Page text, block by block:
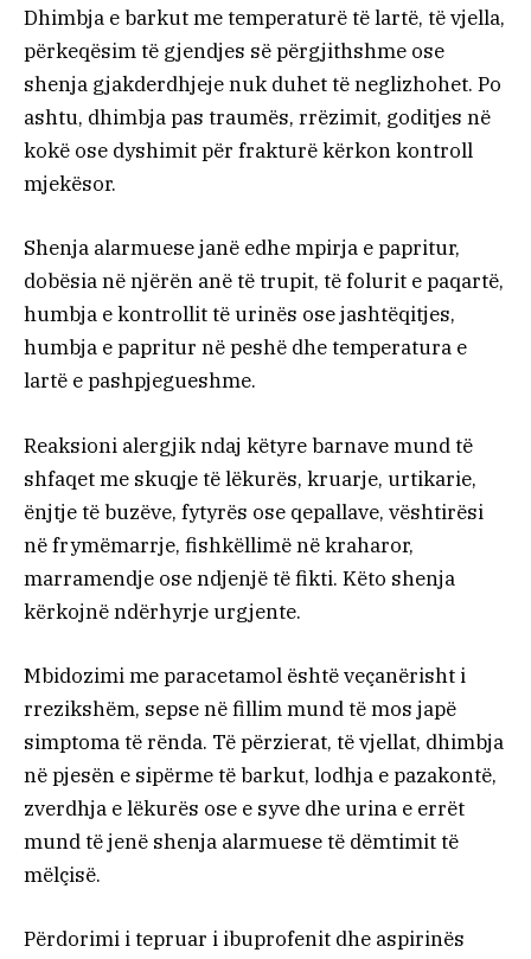
Dhimbja e barkut me temperaturë të lartë, të vjella,
përkeqësim të gjendjes së përgjithshme ose
shenja gjakderdhjeje nuk duhet të neglizhohet. Po
ashtu, dhimbja pas traumës, rrëzimit, goditjes në
kokë ose dyshimit për frakturë kërkon kontroll
mjekësor.
Shenja alarmuese janë edhe mpirja e papritur,
dobësia në njërën anë të trupit, të folurit e paqartë,
humbja e kontrollit të urinës ose jashtëqitjes,
humbja e papritur në peshë dhe temperatura e
lartë e pashpjegueshme.
Reaksioni alergjik ndaj këtyre barnave mund të
shfaqet me skuqje të lëkurës, kruarje, urtikarie,
ënjtje të buzëve, fytyrës ose qepallave, vështirësi
në frymëmarrje, fishkëllimë në kraharor,
marramendje ose ndjenjë të fikti. Këto shenja
kërkojnë ndërhyrje urgjente.
Mbidozimi me paracetamol është veçanërisht i
rrezikshëm, sepse në fillim mund të mos japë
simptoma të rënda. Të përzierat, të vjellat, dhimbja
në pjesën e sipërme të barkut, lodhja e pazakontë,
zverdhja e lëkurës ose e syve dhe urina e errët
mund të jenë shenja alarmuese të dëmtimit të
mëlçisë.
Përdorimi i tepruar i ibuprofenit dhe aspirinës